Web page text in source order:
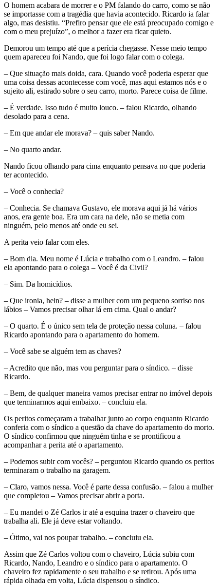
O homem acabara de morrer e o PM falando do carro, como se não
se importasse com a tragédia que havia acontecido. Ricardo ia falar
algo, mas desistiu. “Prefiro pensar que ele está preocupado comigo e
com o meu prejuízo”, o melhor a fazer era ficar quieto.
Demorou um tempo até que a perícia chegasse. Nesse meio tempo
quem apareceu foi Nando, que foi logo falar com o colega.
– Que situação mais doida, cara. Quando você poderia esperar que
uma coisa dessas acontecesse com você, mas aqui estamos nós e o
sujeito ali, estirado sobre o seu carro, morto. Parece coisa de filme.
– É verdade. Isso tudo é muito louco. – falou Ricardo, olhando
desolado para a cena.
– Em que andar ele morava? – quis saber Nando.
– No quarto andar.
Nando ficou olhando para cima enquanto pensava no que poderia
ter acontecido.
– Você o conhecia?
– Conhecia. Se chamava Gustavo, ele morava aqui já há vários
anos, era gente boa. Era um cara na dele, não se metia com
ninguém, pelo menos até onde eu sei.
A perita veio falar com eles.
– Bom dia. Meu nome é Lúcia e trabalho com o Leandro. – falou
ela apontando para o colega – Você é da Civil?
– Sim. Da homicídios.
– Que ironia, hein? – disse a mulher com um pequeno sorriso nos
lábios – Vamos precisar olhar lá em cima. Qual o andar?
– O quarto. É o único sem tela de proteção nessa coluna. – falou
Ricardo apontando para o apartamento do homem.
– Você sabe se alguém tem as chaves?
– Acredito que não, mas vou perguntar para o síndico. – disse
Ricardo.
– Bem, de qualquer maneira vamos precisar entrar no imóvel depois
que terminarmos aqui embaixo. – concluiu ela.
Os peritos começaram a trabalhar junto ao corpo enquanto Ricardo
conferia com o síndico a questão da chave do apartamento do morto.
O síndico confirmou que ninguém tinha e se prontificou a
acompanhar a perita até o apartamento.
– Podemos subir com vocês? – perguntou Ricardo quando os peritos
terminaram o trabalho na garagem.
– Claro, vamos nessa. Você é parte dessa confusão. – falou a mulher
que completou – Vamos precisar abrir a porta.
– Eu mandei o Zé Carlos ir até a esquina trazer o chaveiro que
trabalha ali. Ele já deve estar voltando.
– Ótimo, vai nos poupar trabalho. – concluiu ela.
Assim que Zé Carlos voltou com o chaveiro, Lúcia subiu com
Ricardo, Nando, Leandro e o síndico para o apartamento. O
chaveiro fez rapidamente o seu trabalho e se retirou. Após uma
rápida olhada em volta, Lúcia dispensou o síndico.